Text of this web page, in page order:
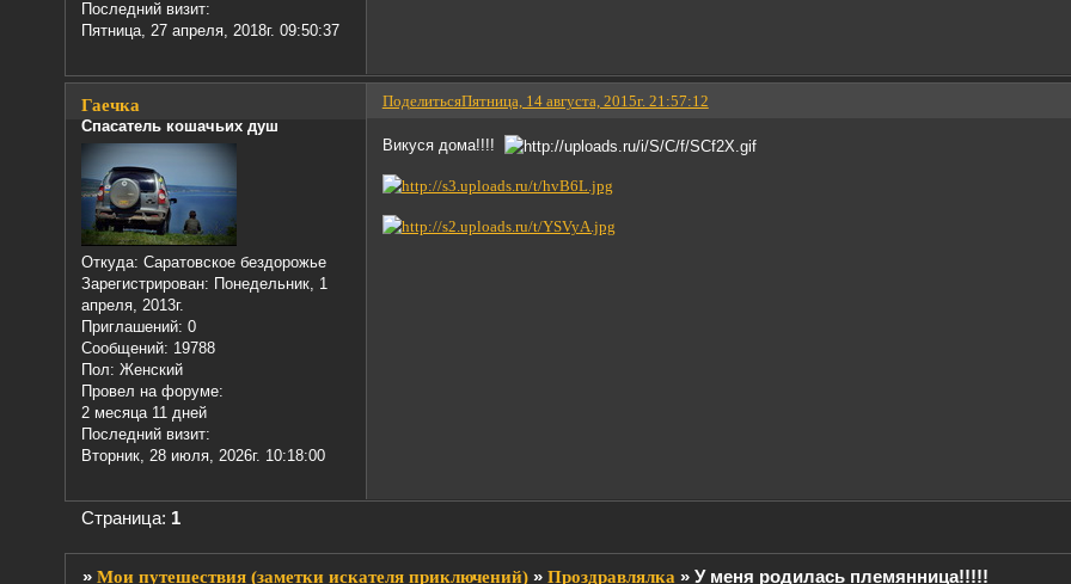
Последний визит:
Пятница, 27 апреля, 2018г. 09:50:37
ПоделитьсяПятница, 14 августа, 2015г. 21:57:12
Гаечка
Спасатель кошачьих душ
Откуда: Саратовское бездорожье
Зарегистрирован: Понедельник, 1
апреля, 2013г.
Приглашений: 0
Сообщений: 19788
Пол: Женский
Провел на форуме:
2 месяца 11 дней
Последний визит:
Вторник, 28 июля, 2026г. 10:18:00
Викуся дома!!!!
Страница: 1
»Мои путешествия (заметки искателя приключений) »Проздравлялка »У меня родилась племянница!!!!!